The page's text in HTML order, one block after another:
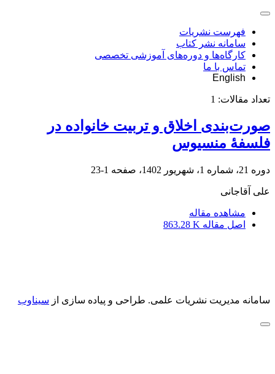
فهرست نشریات
سامانه نشر کتاب
کارگاه‌ها و دوره‌های آموزشی تخصصی
تماس با ما
English
تعداد مقالات: 1
صورت‌بندی اخلاق و تربیت خانواده در
فلسفۀ منسیوس
دوره 21، شماره 1، شهریور 1402، صفحه 1-23
علی آقاجانی
مشاهده مقاله
اصل مقاله 863.28 K
سامانه مدیریت نشریات علمی. طراحی و پیاده سازی از سیناوب